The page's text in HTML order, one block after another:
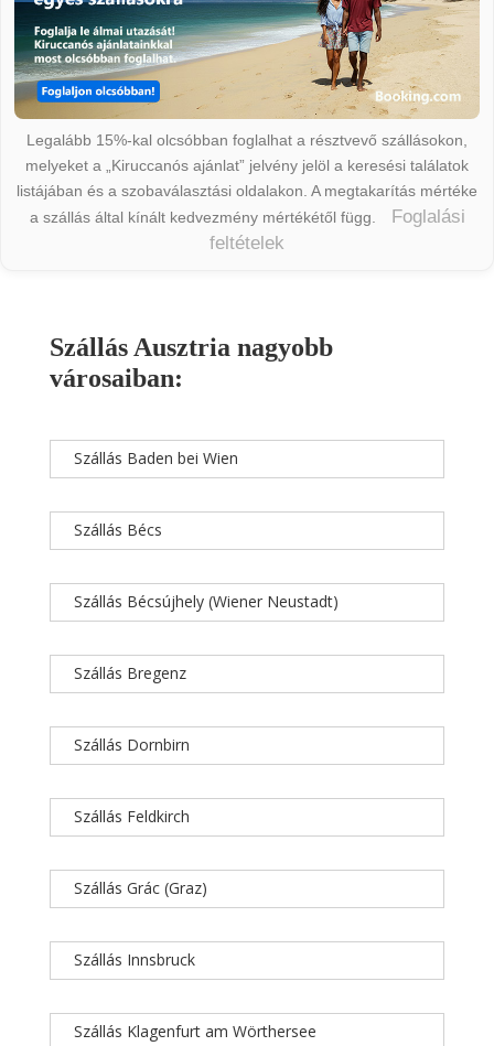
Legalább 15%-kal olcsóbban foglalhat a résztvevő szállásokon,
melyeket a „Kiruccanós ajánlat” jelvény jelöl a keresési találatok
listájában és a szobaválasztási oldalakon. A megtakarítás mértéke
a szállás által kínált kedvezmény mértékétől függ.
Foglalási
feltételek
Szállás Ausztria nagyobb
városaiban:
Szállás Baden bei Wien
Szállás Bécs
Szállás Bécsújhely (Wiener Neustadt)
Szállás Bregenz
Szállás Dornbirn
Szállás Feldkirch
Szállás Grác (Graz)
Szállás Innsbruck
Szállás Klagenfurt am Wörthersee